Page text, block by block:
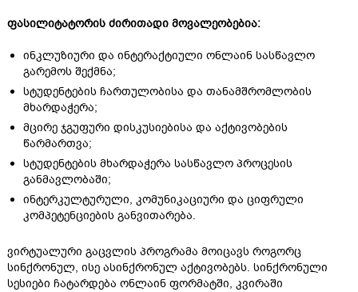
ფასილიტატორის ძირითადი მოვალეობებია:
ინკლუზიური და ინტერაქტიული ონლაინ სასწავლო
გარემოს შექმნა;
სტუდენტების ჩართულობისა და თანამშრომლობის
მხარდაჭერა;
მცირე ჯგუფური დისკუსიებისა და აქტივობების
წარმართვა;
სტუდენტების მხარდაჭერა სასწავლო პროცესის
განმავლობაში;
ინტერკულტურული, კომუნიკაციური და ციფრული
კომპეტენციების განვითარება.
ვირტუალური გაცვლის პროგრამა მოიცავს როგორც
სინქრონულ, ისე ასინქრონულ აქტივობებს. სინქრონული
სესიები ჩატარდება ონლაინ ფორმატში, კვირაში